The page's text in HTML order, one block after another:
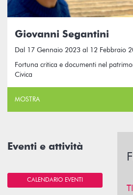
Giovanni Segantini
Dal 17 Gennaio 2023 al 12 Febbraio
Fortuna critica e documenti nel
Civica
MOSTRA
Eventi e attività
CALENDARIO EVENTI